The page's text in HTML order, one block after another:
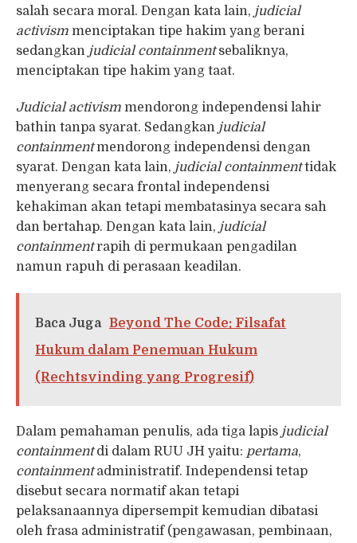
salah secara moral. Dengan kata lain, judicial
activism menciptakan tipe hakim yang berani
sedangkan judicial containmentsebaliknya,
menciptakan tipe hakim yang taat.
Judicial activism mendorong independensi lahir
bathin tanpa syarat. Sedangkan judicial
containmentmendorong independensi dengan
syarat. Dengan kata lain, judicial containmenttidak
menyerang secara frontal independensi
kehakiman akan tetapi membatasinya secara sah
dan bertahap. Dengan kata lain, judicial
containmentrapih di permukaan pengadilan
namun rapuh di perasaan keadilan.
Baca Juga Beyond The Code: Filsafat
Hukum dalam Penemuan Hukum
(Rechtsvinding yang Progresif)
Dalam pemahaman penulis, ada tiga lapis judicial
containmentdi dalam RUU JH yaitu: pertama,
containmentadministratif. Independensi tetap
disebut secara normatif akan tetapi
pelaksanaannya dipersempit kemudian dibatasi
oleh frasa administratif (pengawasan, pembinaan,